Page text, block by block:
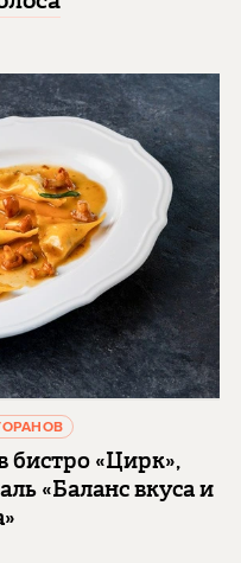
бистро «Цирк»,
«Баланс вкуса и